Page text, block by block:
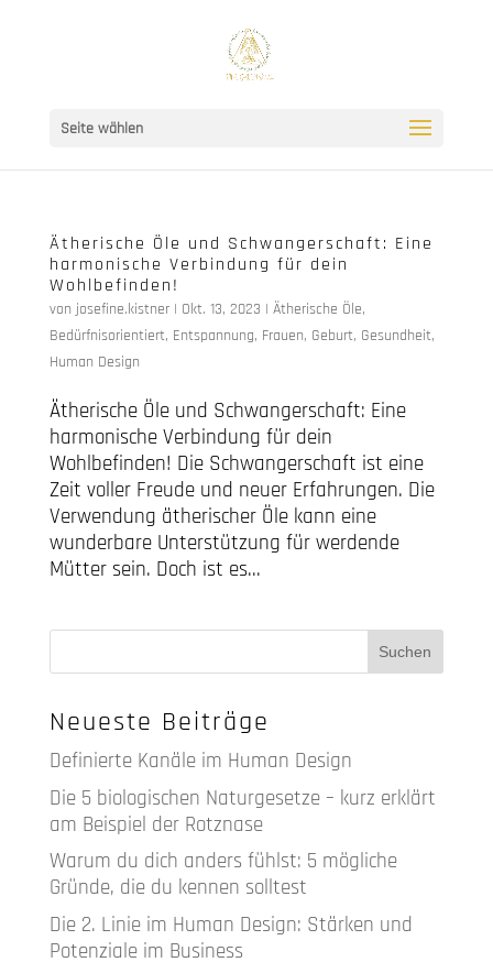
Seite wählen
Ätherische Öle und Schwangerschaft: Eine
harmonische Verbindung für dein
Wohlbefinden!
von josefine.kistner| Okt. 13, 2023 | Ätherische Öle,
Bedürfnisorientiert, Entspannung, Frauen, Geburt, Gesundheit,
Human Design
Ätherische Öle und Schwangerschaft: Eine
harmonische Verbindung für dein
Wohlbefinden! Die Schwangerschaft ist eine
Zeit voller Freude und neuer Erfahrungen. Die
Verwendung ätherischer Öle kann eine
wunderbare Unterstützung für werdende
Mütter sein. Doch ist es...
Neueste Beiträge
Definierte Kanäle im Human Design
Die 5 biologischen Naturgesetze – kurz erklärt
am Beispiel der Rotznase
Warum du dich anders fühlst: 5 mögliche
Gründe, die du kennen solltest
Die 2. Linie im Human Design: Stärken und
Potenziale im Business